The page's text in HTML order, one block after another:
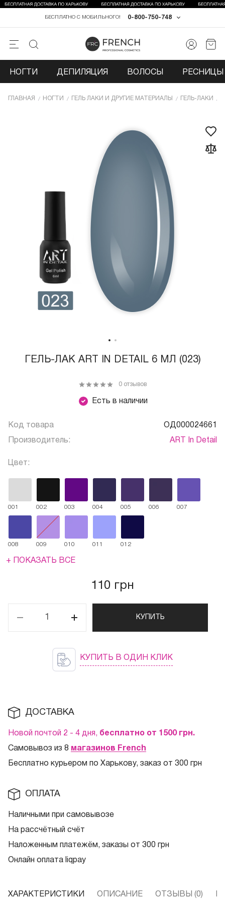
0-800-750-748
БЕСПЛАТНО С МОБИЛЬНОГО!
НОГТИ ДЕПИЛЯЦИЯ ВОЛОСЫ РЕСНИЦЫ
ГЛАВНАЯ НОГТИ ГЕЛЬ ЛАКИ И ДРУГИЕ МАТЕРИАЛЫ ГЕЛЬ-ЛАКИ
ГЕЛЬ-ЛАК ART IN DETAIL 6 МЛ (023)
Есть в наличии
0 отзывов
Код товара ОД000024661
Производитель: ART In Detail
Цвет:
001 002 003 004 005 006 007
008 009 010 011 012
+ ПОКАЗАТЬ ВСЕ
110 грн
КУПИТЬ
КУПИТЬ В ОДИН КЛИК
ДОСТАВКА
Новой почтой 2 - 4 дня, бесплатно от 1500 грн.
Самовывоз из 8 магазинов French
Бесплатно курьером по Харькову, заказ от 300 грн
ОПЛАТА
Наличными при самовывозе
На рассчётный счёт
Наложенным платежём, заказы от 300 грн
Онлайн оплата liqpay
ХАРАКТЕРИСТИКИ ОПИСАНИЕ ОТЗЫВЫ (0)